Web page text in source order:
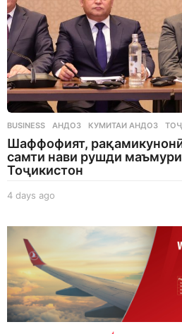
BUSINESS АНДОЗ ,КУМИТАИ АНДОЗ ,
Шаффофият,
самти нави рушди
Тоҷикистон
4 days ago
g
o